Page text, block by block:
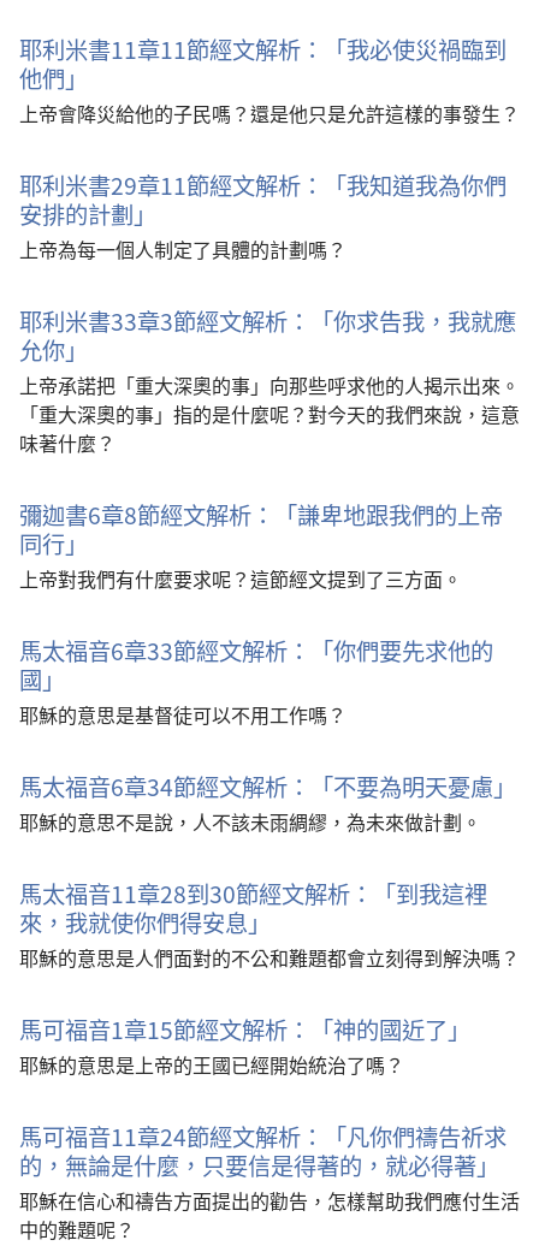
耶利米書11章11節經文解析：「我必使災禍臨到
他們」
上帝會降災給他的子民嗎？還是他只是允許這樣的事發生？
耶利米書29章11節經文解析：「我知道我為你們
安排的計劃」
上帝為每一個人制定了具體的計劃嗎？
耶利米書33章3節經文解析：「你求告我，我就應
允你」
上帝承諾把「重大深奧的事」向那些呼求他的人揭示出來。
「重大深奧的事」指的是什麼呢？對今天的我們來說，這意
味著什麼？
彌迦書6章8節經文解析：「謙卑地跟我們的上帝
同行」
上帝對我們有什麼要求呢？這節經文提到了三方面。
馬太福音6章33節經文解析：「你們要先求他的
國」
耶穌的意思是基督徒可以不用工作嗎？
馬太福音6章34節經文解析：「不要為明天憂慮」
耶穌的意思不是說，人不該未雨綢繆，為未來做計劃。
馬太福音11章28到30節經文解析：「到我這裡
來，我就使你們得安息」
耶穌的意思是人們面對的不公和難題都會立刻得到解決嗎？
馬可福音1章15節經文解析：「神的國近了」
耶穌的意思是上帝的王國已經開始統治了嗎？
馬可福音11章24節經文解析：「凡你們禱告祈求
的，無論是什麼，只要信是得著的，就必得著」
耶穌在信心和禱告方面提出的勸告，怎樣幫助我們應付生活
中的難題呢？